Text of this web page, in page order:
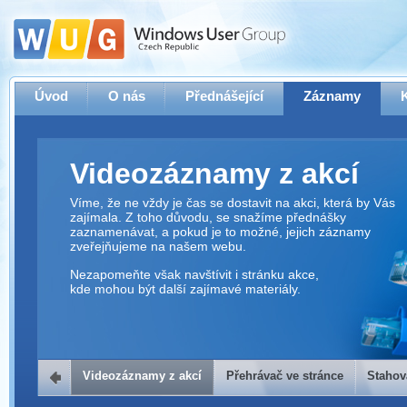
Úvod O nás Přednášející Záznamy
Videozáznamy z akcí
Víme, že ne vždy je čas se dostavit na akci, která by Vás
zajímala. Z toho důvodu, se snažíme přednášky
zaznamenávat, a pokud je to možné, jejich záznamy
zveřejňujeme na našem webu.
Nezapomeňte však navštívit i stránku akce,
kde mohou být další zajímavé materiály.
Přehrávač ve stránce
Videozáznamy z akcí Přehrávač ve stránce